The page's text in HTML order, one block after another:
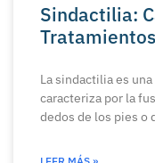
Sindactilia:
Tratamientos
La sindactilia es
caracteriza por la
dedos de los pies o